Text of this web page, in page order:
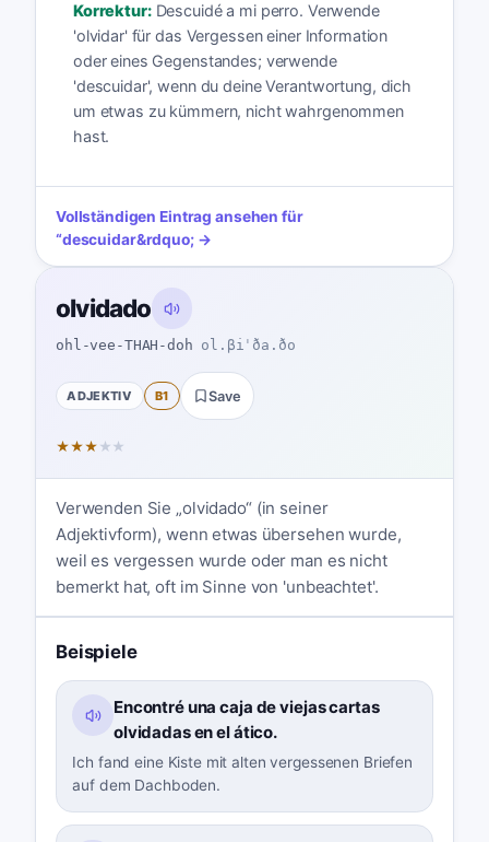
Korrektur: Descuidé a mi perro. Verwende
'olvidar' für das Vergessen einer Information
oder eines Gegenstandes; verwende
'descuidar', wenn du deine Verantwortung, dich
um etwas zu kümmern, nicht wahrgenommen
hast.
Vollständigen Eintrag ansehen für
“descuidar&rdquo; →
olvidado
ohl-vee-THAH-doh ol.βiˈða.ðo
ADJEKTIV B1 Save
★★★ ★ ★
Verwenden Sie „olvidado“ (in seiner
Adjektivform), wenn etwas übersehen wurde,
weil es vergessen wurde oder man es nicht
bemerkt hat, oft im Sinne von 'unbeachtet'.
Beispiele
Encontré una caja de viejas cartas
olvidadas en el ático.
Ich fand eine Kiste mit alten vergessenen Briefen
auf dem Dachboden.